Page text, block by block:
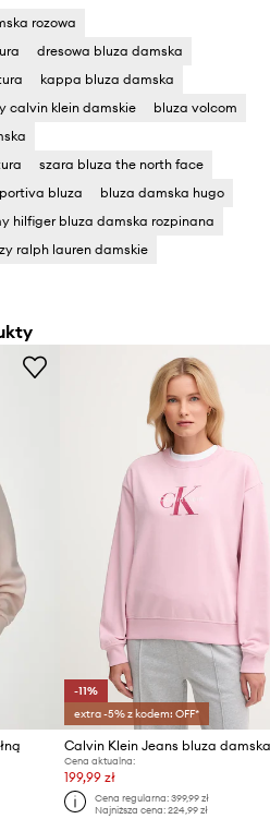
rozowa
dresowa bluza damska
kappa bluza damska
calvin klein damskie
bluza volcom
szara bluza the north face
bluza
bluza damska hugo
hilfiger bluza damska rozpinana
ralph lauren damskie
-11%
extra -5% z kodem: OFF*
Cena aktualna:
199,99 zł
Cena regularna: 399,99 zł
Najniższa cena: 224,99 zł